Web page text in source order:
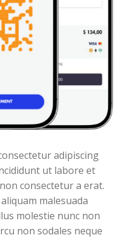
adipiscing
ut labore et
consectetur a erat.
malesuada
molestie nunc non
non sodales neque